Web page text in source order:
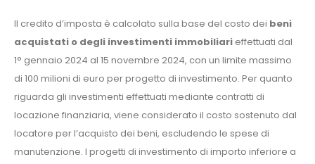
Il credito d’imposta è calcolato sulla base del costo dei beni
acquistati o degli investimenti immobiliari effettuati dal
1° gennaio 2024 al 15 novembre 2024, con un limite massimo
di 100 milioni di euro per progetto di investimento. Per quanto
riguarda gli investimenti effettuati mediante contratti di
locazione finanziaria, viene considerato il costo sostenuto dal
locatore per l’acquisto dei beni, escludendo le spese di
manutenzione. I progetti di investimento di importo inferiore a